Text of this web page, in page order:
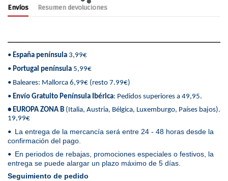
Envíos Resumen devoluciones
• España península 3,99€
• Portugal península 5,99€
• Baleares: Mallorca 6,99€ (resto 7.99€)
• Envío Gratuito Península Ibérica: Pedidos superiores a 49,95.
• EUROPA ZONA B (Italia, Austria, Bélgica, Luxemburgo, Países bajos).
19,99€
• La entrega de la mercancía será entre 24 - 48 horas desde la
confirmación del pago.
• En periodos de rebajas, promociones especiales o festivos, la
entrega se puede alargar un plazo máximo de 5 días.
Seguimiento de pedido